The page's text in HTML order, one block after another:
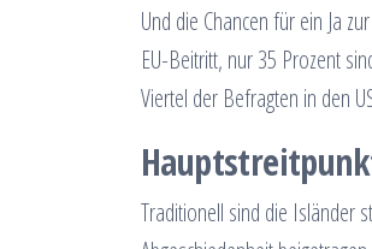
Und die Chancen für ein Ja
EU-Beitritt, nur 35 Prozent
Viertel der Befragten in den
Traditionell sind die Isländer